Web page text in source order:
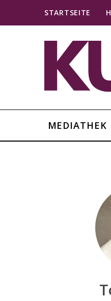
STARTSEITE
MEDIATHEK